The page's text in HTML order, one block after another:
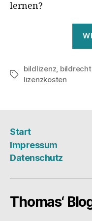
lernen?
Schlagwörter
bildlizenz,
lizenzkosten
Start
Impressum
Datenschutz
Thomas‘